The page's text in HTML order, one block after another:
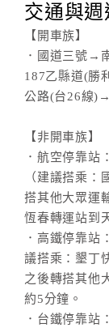
交通與週
【開車族】
．國道三號→
187乙縣道(勝
公路(台26線
【非開車族】
．航空停靠站
（建議搭乘：
搭其他大眾運
恆春轉運站到
．高鐵停靠站
議搭乘：墾丁
之後轉搭其他
約5分鐘。
．台鐵停靠站